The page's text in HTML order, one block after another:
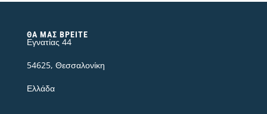
ΘΑ ΜΑΣ ΒΡΕΊΤΕ
Εγνατίας 44
54625, Θεσσαλονίκη
Ελλάδα